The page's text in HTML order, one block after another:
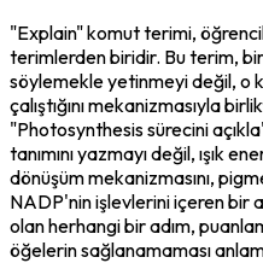
"Explain" komut terimi,
terimlerden biridir. Bu terim,
söylemekle yetinmeyi değil, o
çalıştığını mekanizmasıyla
"Photosynthesis sürecini
tanımını yazmayı değil, ışık
dönüşüm mekanizmasını,
NADP'nin işlevlerini içeren bir
olan herhangi bir adım,
öğelerin sağlanamaması